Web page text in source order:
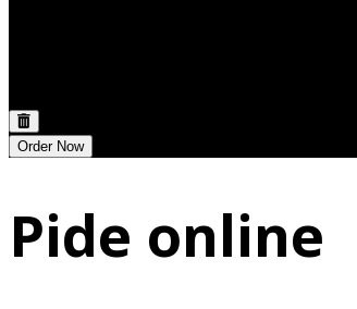
Order Now
Pide online